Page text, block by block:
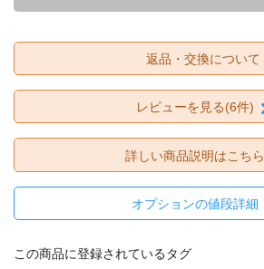
返品・交換について
レビューを見る(6件)
詳しい商品説明はこちら
オプションの値段詳細
この商品に登録されているタグ